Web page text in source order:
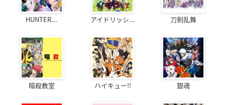
HUNTER... アイドリッシ... 刀剣乱舞
暗殺教室 ハイキュー!! 銀魂